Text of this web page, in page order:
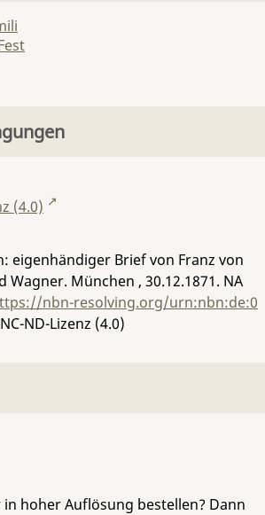
(4.0)
eigenhändiger Brief von Franz von
Wagner. München , 30.12.1871. NA
nbn-resolving.org/urn:nbn:de:0
ND-Lizenz (4.0)
hoher Auflösung bestellen? Dann